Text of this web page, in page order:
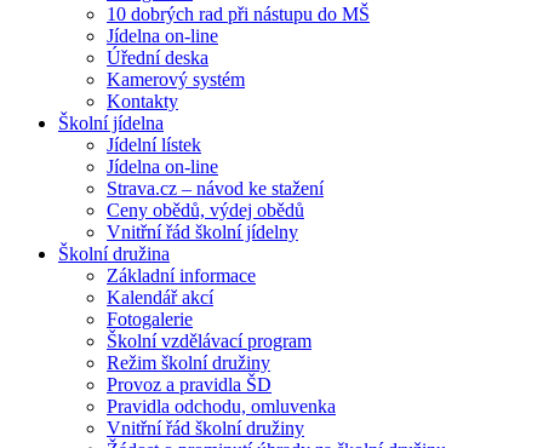
10 dobrých rad při nástupu do MŠ
Jídelna on-line
Úřední deska
Kamerový systém
Kontakty
Školní jídelna
Jídelní lístek
Jídelna on-line
Strava.cz – návod ke stažení
Ceny obědů, výdej obědů
Vnitřní řád školní jídelny
Školní družina
Základní informace
Kalendář akcí
Fotogalerie
Školní vzdělávací program
Režim školní družiny
Provoz a pravidla ŠD
Pravidla odchodu, omluvenka
Vnitřní řád školní družiny